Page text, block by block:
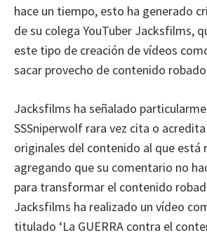
hace un tiempo, esto ha generado
de su colega YouTuber Jacksfilms,
este tipo de creación de vídeos
sacar provecho de contenido
Jacksfilms ha señalado
SSSniperwolf rara vez cita o
originales del contenido al que está
agregando que su comentario no
para transformar el contenido
Jacksfilms ha realizado un vídeo
titulado ‘La GUERRA contra el